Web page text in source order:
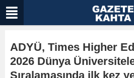
ADYÜ, Times Higher
2026 Dünya
Sıralamasında ilk kez